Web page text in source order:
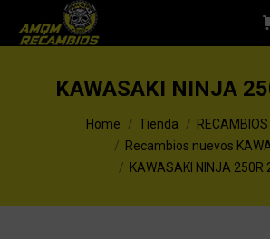
KAWASAKI NINJA
You are here:Home Tienda
Recambios nuevos
KAWASAKI NINJA 250R